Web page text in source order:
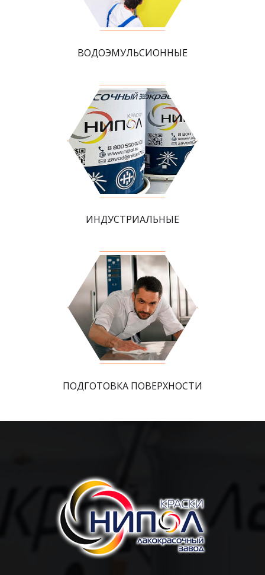
ВОДОЭМУЛЬСИОННЫЕ
ИНДУСТРИАЛЬНЫЕ
ПОДГОТОВКА ПОВЕРХНОСТИ